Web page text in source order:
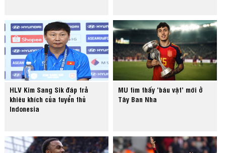
HLV Kim Sang Sik đáp trả
khiêu khích của tuyển thủ
Indonesia
MU tìm thấy ‘báu vật’ mới ở
Tây Ban Nha